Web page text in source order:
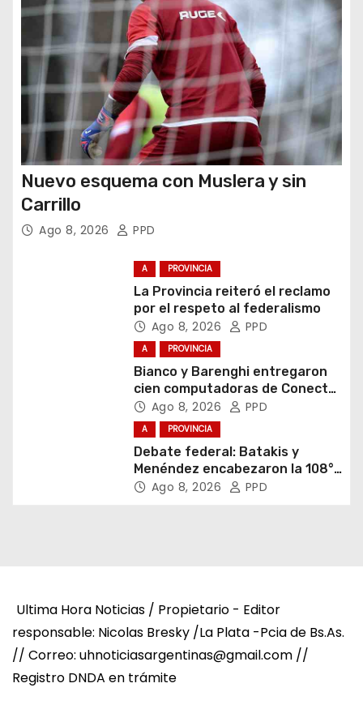
d
a
s
Nuevo esquema con Muslera y sin
Carrillo
Ago 8, 2026 PPD
A PROVINCIA
La Provincia reiteró el reclamo
por el respeto al federalismo
Ago 8, 2026 PPD
A PROVINCIA
Bianco y Barenghi entregaron
cien computadoras de Conectar
Igualdad Bonaerense
Ago 8, 2026 PPD
A PROVINCIA
Debate federal: Batakis y
Menéndez encabezaron la 108°
Asamblea del CNV
Ago 8, 2026 PPD
Ultima Hora Noticias / Propietario - Editor
responsable: Nicolas Bresky /La Plata -Pcia de Bs.As.
// Correo: uhnoticiasargentinas@gmail.com //
Registro DNDA en trámite